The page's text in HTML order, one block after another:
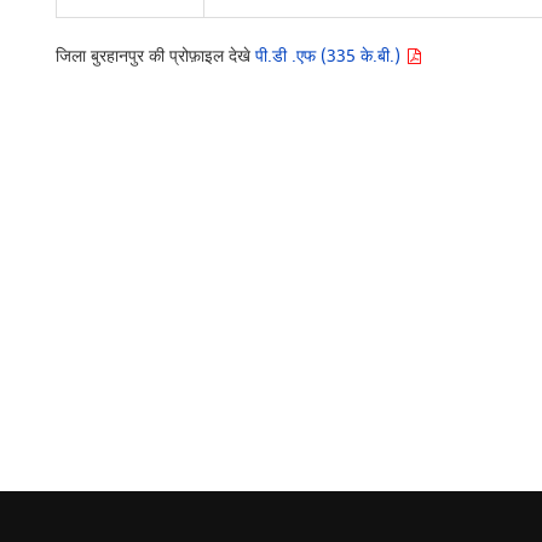
जिला बुरहानपुर की प्रोफ़ाइल देखेपी.डी .एफ (335 के.बी.)